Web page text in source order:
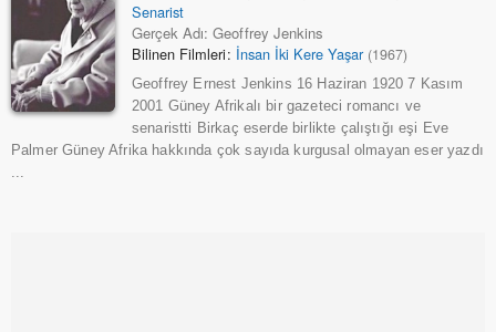
Senarist
Gerçek Adı: Geoffrey Jenkins
Bilinen Filmleri: İnsan İki Kere Yaşar (1967)
Geoffrey Ernest Jenkins 16 Haziran 1920 7 Kasım
2001 Güney Afrikalı bir gazeteci romancı ve
senaristti Birkaç eserde birlikte çalıştığı eşi Eve
Palmer Güney Afrika hakkında çok sayıda kurgusal olmayan eser yazdı
...